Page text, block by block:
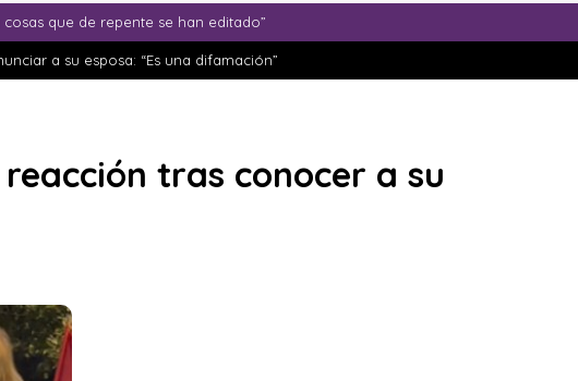
que de repente se han editado”
a su esposa: “Es una difamación”
tras conocer a su